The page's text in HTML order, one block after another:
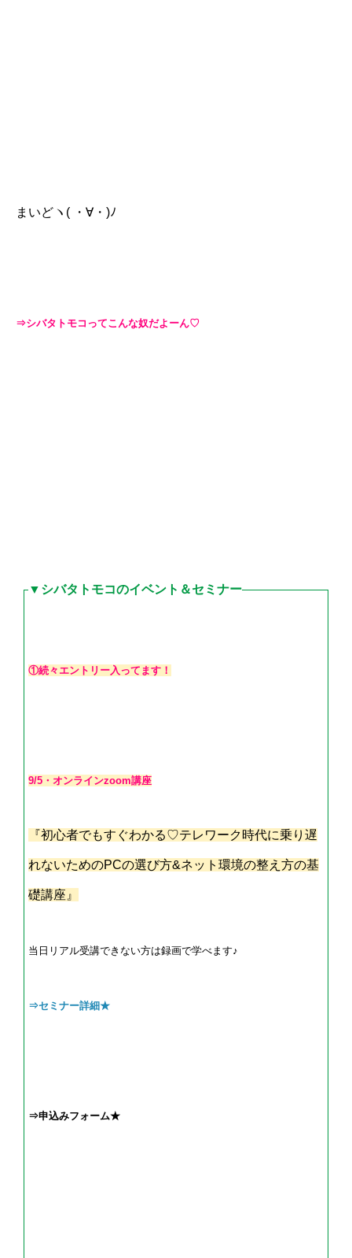
まいどヽ( ・∀・)ﾉ
⇒シバタトモコってこんな奴だよーん♡
▼シバタトモコのイベント＆セミナー
①続々エントリー入ってます！
9/5・オンラインzoom講座
『初心者でもすぐわかる♡テレワーク時代に乗り遅
れないためのPCの選び方&ネット環境の整え方の基
礎講座』
当日リアル受講できない方は録画で学べます♪
⇒セミナー詳細★
⇒申込みフォーム★